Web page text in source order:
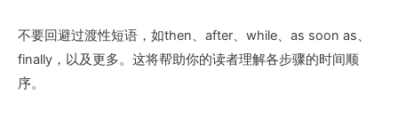
不要回避过渡性短语，如then、after、while、as soon as、
finally，以及更多。这将帮助你的读者理解各步骤的时间顺
序。